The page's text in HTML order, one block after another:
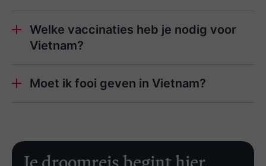
Let op:
Welke vaccinaties heb je nodig voor
Vietnam?
Moet ik fooi geven in Vietnam?